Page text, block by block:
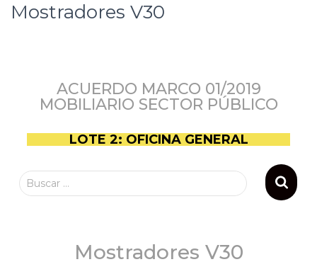
Mostradores V30
ACUERDO MARCO 01/2019
MOBILIARIO SECTOR PÚBLICO
LOTE 2: OFICINA GENERAL
Buscar …
Mostradores V30